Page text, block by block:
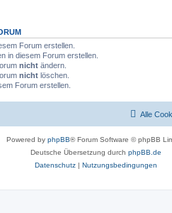
Forum erstellen.
in diesem Forum erstellen.
nicht ändern.
nicht löschen.
Forum erstellen.
Alle
Powered by phpBB® Forum Software © phpBB
Deutsche Übersetzung durch phpBB.de
Datenschutz | Nutzungsbedingungen